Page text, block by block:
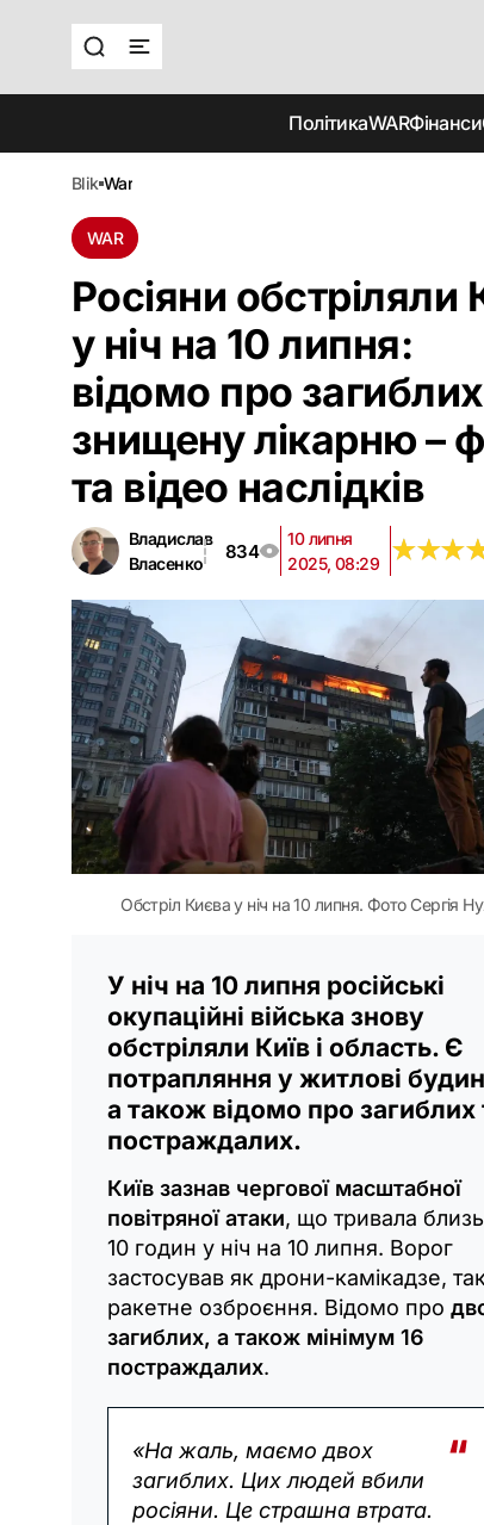
ПолітикаWARФінанси
blik war
WAR
Росіяни обстріляли
у ніч на 10 липня:
відомо про загиблих
знищену лікарню –
та відео наслідків
Владислав
Власенко
834
10 липня
2025, 08:29
★★★
★★★
Обстріл Києва у ніч на 10 липня. Фото Сергія
У ніч на 10 липня російські
окупаційні війська знову
обстріляли Київ і область. Є
потрапляння у житлові
а також відомо про загиблих
постраждалих.
Київ зазнав чергової масштабної
повітряної атаки, що тривала
10 годин у ніч на 10 липня. Ворог
застосував як дрони-камікадзе, так
ракетне озброєння. Відомо про
загиблих, а також мінімум 16
постраждалих.
«На жаль, маємо двох
загиблих. Цих людей вбили
росіяни. Це страшна втрата.